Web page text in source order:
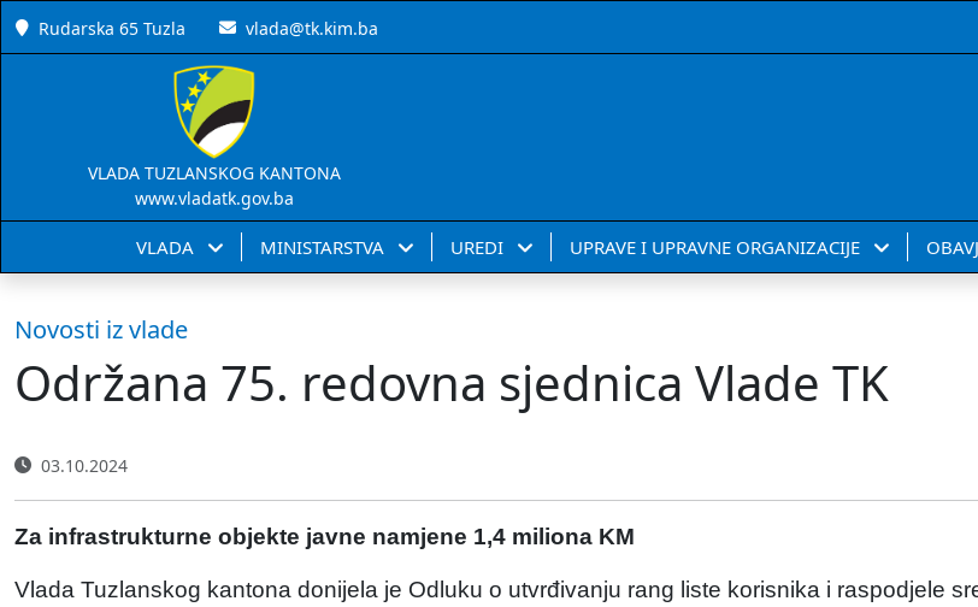
Rudarska 65 Tuzla vlada@tk.kim.ba
VLADA TUZLANSKOG KANTONA
www.vladatk.gov.ba
VLADA MINISTARSTVA UREDI UPRAVE I UPRAVNE ORGANIZACIJE
Novosti iz vlade
Održana 75. redovna sjednica Vlade TK
03.10.2024
Za infrastrukturne objekte javne namjene 1,4 miliona KM
Vlada Tuzlanskog kantona donijela je Odluku o utvrđivanju rang liste korisnika i raspodjele